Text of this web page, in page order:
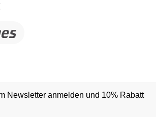
Newsletter anmelden und 10% Rabatt